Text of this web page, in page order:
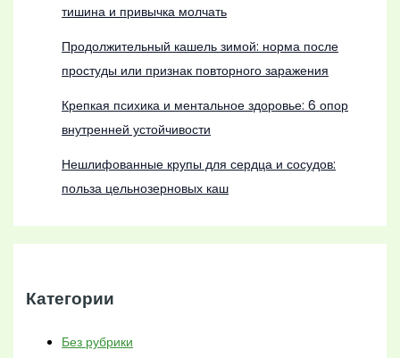
тишина и привычка молчать
Продолжительный кашель зимой: норма после
простуды или признак повторного заражения
Крепкая психика и ментальное здоровье: 6 опор
внутренней устойчивости
Нешлифованные крупы для сердца и сосудов:
польза цельнозерновых каш
Категории
Без рубрики